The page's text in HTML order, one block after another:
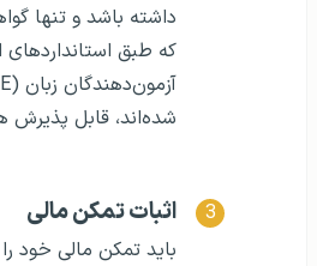
داشته باشد و تنها
که طبق
شده‌اند، قابل پذیرش
اثبات تمکن مالی
باید تمکن مالی خود